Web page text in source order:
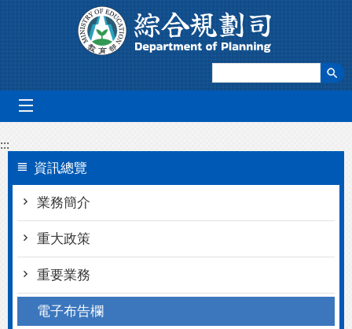
跳到主要內容區塊
:::
資訊總覽
業務簡介
重大政策
重要業務
電子布告欄